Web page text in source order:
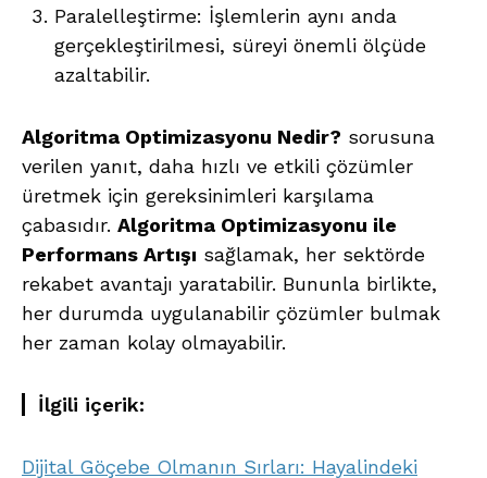
Paralelleştirme: İşlemlerin aynı anda
gerçekleştirilmesi, süreyi önemli ölçüde
azaltabilir.
Algoritma Optimizasyonu Nedir? sorusuna
verilen yanıt, daha hızlı ve etkili çözümler
üretmek için gereksinimleri karşılama
çabasıdır. Algoritma Optimizasyonu ile
Performans Artışı sağlamak, her sektörde
rekabet avantajı yaratabilir. Bununla birlikte,
her durumda uygulanabilir çözümler bulmak
her zaman kolay olmayabilir.
İlgili içerik:
Dijital Göçebe Olmanın Sırları: Hayalindeki